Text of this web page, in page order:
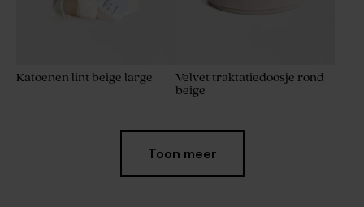
Katoenen lint beige large
Velvet traktatiedoosje rond
beige
Toon meer